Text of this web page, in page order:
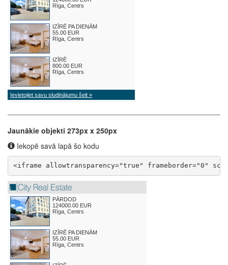
Jaunākie objekti 273px x 250px
Iekopē savā lapā šo kodu
<iframe allowtransparency="true" frameborder="0"